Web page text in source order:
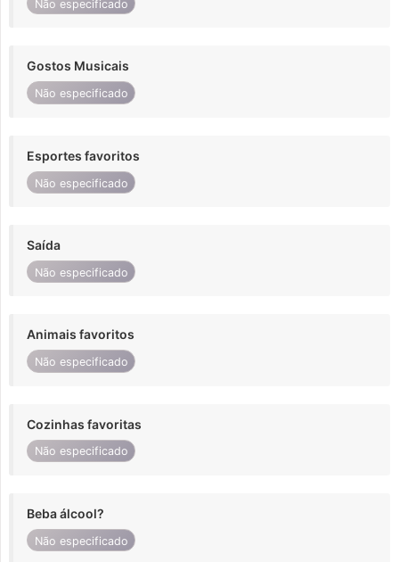
Não especificado
Gostos Musicais
Não especificado
Esportes favoritos
Não especificado
Saída
Não especificado
Animais favoritos
Não especificado
Cozinhas favoritas
Não especificado
Beba álcool?
Não especificado